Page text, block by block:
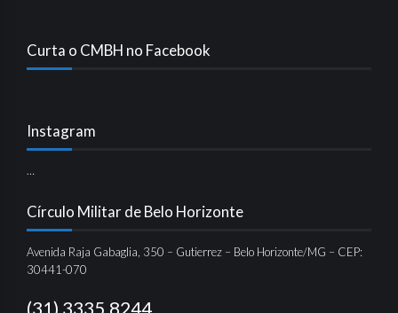
Curta o CMBH no Facebook
Instagram
…
Círculo Militar de Belo Horizonte
Avenida Raja Gabaglia, 350 – Gutierrez – Belo Horizonte/MG – CEP:
30441-070
(31) 3335.8244